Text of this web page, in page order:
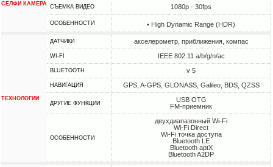
СЕЛФИ КАМЕРА СЪЕМКА ВИДЕО 1080p - 30fps
ОСОБЕННОСТИ • High Dynamic Range (HDR)
ТЕХНОЛОГИИ
ДАТЧИКИ акселерометр, приближения, компас
WI-FI IEEE 802.11 a/b/g/n/ac
BLUETOOTH v 5
НАВИГАЦИЯ GPS, A-GPS, GLONASS, Galileo, BDS, QZSS
ДРУГИЕ ФУНКЦИИ
USB OTG
FM-приемник
ОСОБЕННОСТИ
двухдиапазонный Wi-Fi
Wi-Fi Direct
Wi-Fi точка доступа
Bluetooth LE
Bluetooth aptX
Bluetooth A2DP